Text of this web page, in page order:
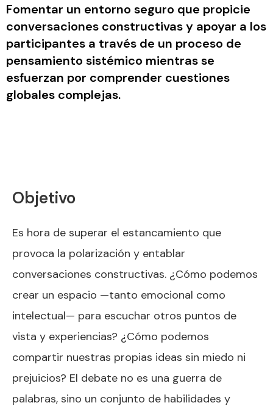
Fomentar un entorno seguro que propicie
conversaciones constructivas y apoyar a los
participantes a través de un proceso de
pensamiento sistémico mientras se
esfuerzan por comprender cuestiones
globales complejas.
Objetivo
Es hora de superar el estancamiento que
provoca la polarización y entablar
conversaciones constructivas. ¿Cómo podemos
crear un espacio —tanto emocional como
intelectual— para escuchar otros puntos de
vista y experiencias? ¿Cómo podemos
compartir nuestras propias ideas sin miedo ni
prejuicios? El debate no es una guerra de
palabras, sino un conjunto de habilidades y